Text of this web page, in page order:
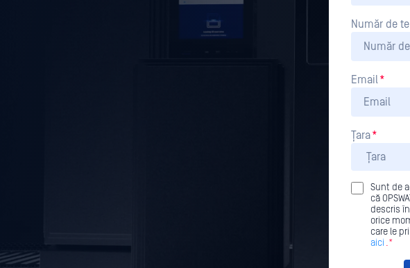
Număr de
Email *
Țara*
Sunt de
că
descris în
orice
care le
aici .*